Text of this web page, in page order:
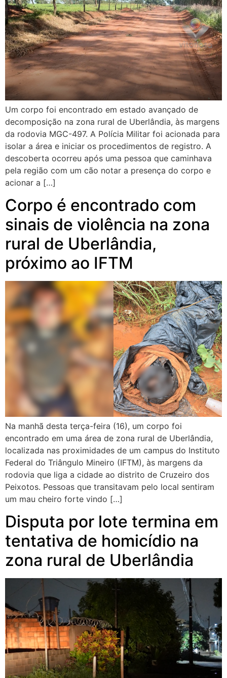
Um corpo foi encontrado em estado avançado de
decomposição na zona rural de Uberlândia, às margens
da rodovia MGC-497. A Polícia Militar foi acionada para
isolar a área e iniciar os procedimentos de registro. A
descoberta ocorreu após uma pessoa que caminhava
pela região com um cão notar a presença do corpo e
acionar a […]
Corpo é encontrado com
sinais de violência na zona
rural de Uberlândia,
próximo ao IFTM
Na manhã desta terça-feira (16), um corpo foi
encontrado em uma área de zona rural de Uberlândia,
localizada nas proximidades de um campus do Instituto
Federal do Triângulo Mineiro (IFTM), às margens da
rodovia que liga a cidade ao distrito de Cruzeiro dos
Peixotos. Pessoas que transitavam pelo local sentiram
um mau cheiro forte vindo […]
Disputa por lote termina em
tentativa de homicídio na
zona rural de Uberlândia